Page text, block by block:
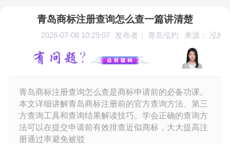
青岛商标注册查询怎么查一篇讲清楚
2026-07-08 10:29:07 发布者： 青岛泓灼 来源： 泓灼
青岛商标注册查询怎么查是商标申请前的必备功课。
本文详细讲解青岛商标注册前的官方查询方法、第三
方查询工具和查询结果解读技巧。学会正确的查询方
法可以在提交申请前有效排查近似商标，大大提高注
册通过率避免被驳